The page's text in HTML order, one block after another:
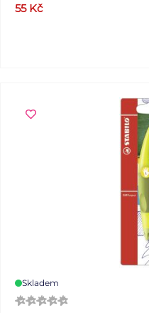
55 Kč
Skladem